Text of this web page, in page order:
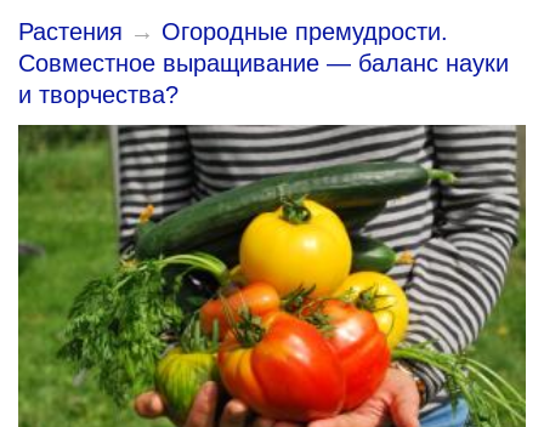
Растения → Огородные премудрости.
Совместное выращивание — баланс науки
и творчества?